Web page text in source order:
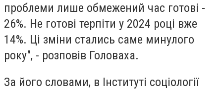
проблеми лише обмежений час готові -
26%. Не готові терпіти у 2024 році вже
14%. Ці зміни стались саме минулого
року", - розповів Головаха.
За його словами, в Інституті соціології